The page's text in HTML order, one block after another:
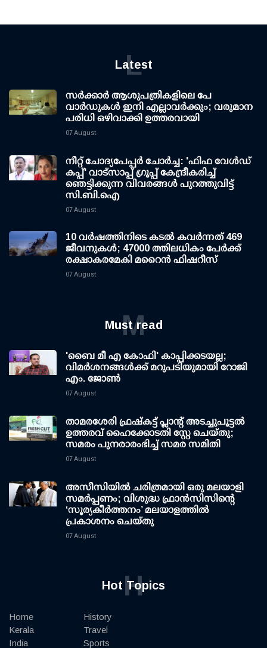
Latest
L
സര്‍ക്കാര്‍ ആശുപത്രികളിലെ പേ
വാര്‍ഡുകള്‍ ഇനി എല്ലാവര്‍ക്കും; വരുമാന
പരിധി ഒഴിവാക്കി ഉത്തരവായി
07 August
നീറ്റ് ചോദ്യപേപ്പര്‍ ചോര്‍ച്ച: 'ഫിഫ വേള്‍ഡ്
കപ്പ്' വാട്സാപ്പ് ഗ്രൂപ്പ് കേന്ദ്രീകരിച്ച്
ഞെട്ടിക്കുന്ന വിവരങ്ങള്‍ പുറത്തുവിട്ട്
സി.ബി.ഐ
07 August
10 വര്‍ഷത്തിനിടെ കടല്‍ കവര്‍ന്നത് 469
ജീവനുകള്‍; 47000 ത്തിലധികം പേര്‍ക്ക്
രക്ഷാകരമേകി മറൈന്‍ ഫിഷറീസ്
07 August
Must read
M
'ബൈ മീ എ കോഫി' കാപ്പിക്കടയല്ല;
വിമര്‍ശനങ്ങള്‍ക്ക് മറുപടിയുമായി റോജി
എം. ജോണ്‍
07 August
താമരശേരി ഫ്രഷ്കട്ട് പ്ലാന്റ് അടച്ചുപൂട്ടൽ
ഉത്തരവ് ഹൈക്കോടതി സ്റ്റേ ചെയ്തു;
സമരം പുനരാരംഭിച്ച് സമര സമിതി
07 August
അസീസിയിൽ ചരിത്രമായി ഒരു മലയാളി
സമർപ്പണം; വിശുദ്ധ ഫ്രാൻസിസിന്റെ
‘സൂര്യകീർത്തനം’ മലയാളത്തിൽ
പ്രകാശനം ചെയ്തു
07 August
Hot Topics
H
Home
Kerala
India
History
Travel
Sports